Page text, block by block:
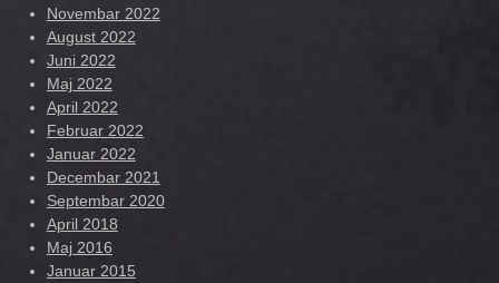
Novembar 2022
August 2022
Juni 2022
Maj 2022
April 2022
Februar 2022
Januar 2022
Decembar 2021
Septembar 2020
April 2018
Maj 2016
Januar 2015